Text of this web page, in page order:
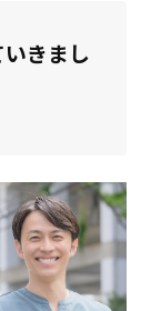
きまし